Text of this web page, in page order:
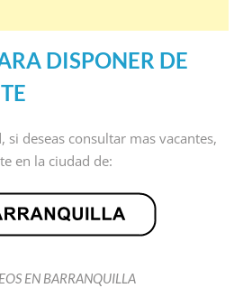
DISPONER DE
si deseas consultar mas vacantes,
en la ciudad de:
EN BARRANQUILLA